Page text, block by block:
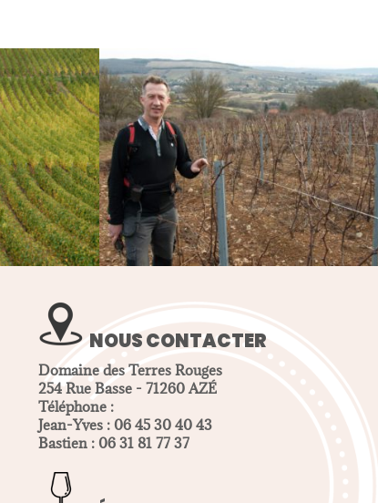
NOUS CONTACTER
Domaine des Terres Rouges
254 Rue Basse - 71260 AZÉ
Téléphone :
Jean-Yves : 06 45 30 40 43
Bastien : 06 31 81 77 37